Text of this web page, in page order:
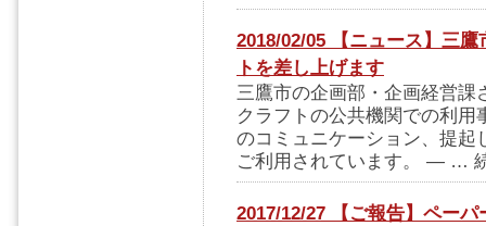
2018/02/05 【ニュース】三
トを差し上げます
三鷹市の企画部・企画経営課
クラフトの公共機関での利
のコミュニケーション、提起
ご利用されています。 — …
2017/12/27 【ご報告】ペー